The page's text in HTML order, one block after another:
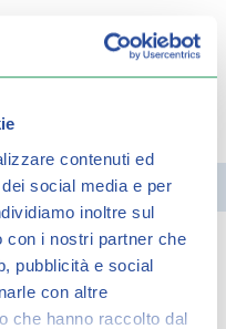
contenuti ed
social media e per
inoltre sul
con i nostri partner che
pubblicità e social
con altre
che hanno raccolto dal
trovato alcun